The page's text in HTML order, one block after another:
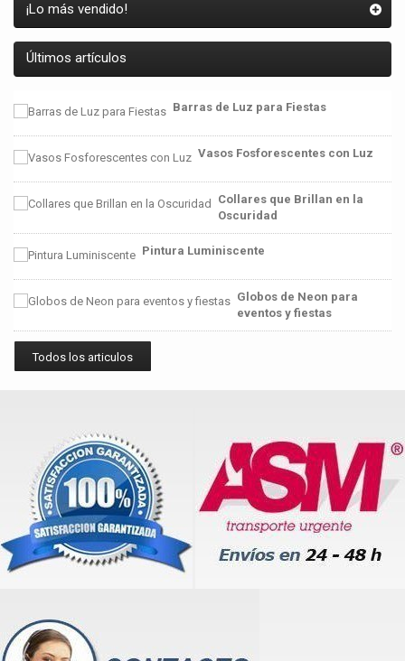
¡Lo más vendido!
Últimos artículos
Barras de Luz para Fiestas
Vasos Fosforescentes con Luz
Collares que Brillan en la
Oscuridad
Pintura Luminiscente
Globos de Neon para
eventos y fiestas
Todos los articulos